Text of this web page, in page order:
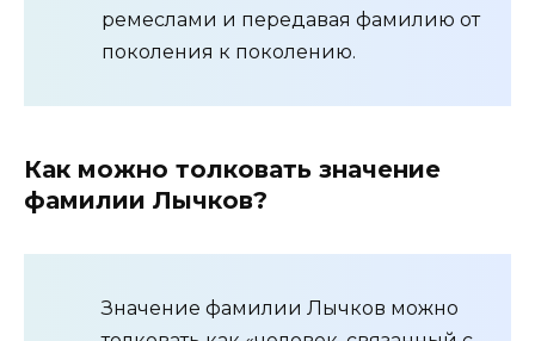
ремеслами и передавая фамилию от
поколения к поколению.
Как можно толковать значение
фамилии Лычков?
Значение фамилии Лычков можно